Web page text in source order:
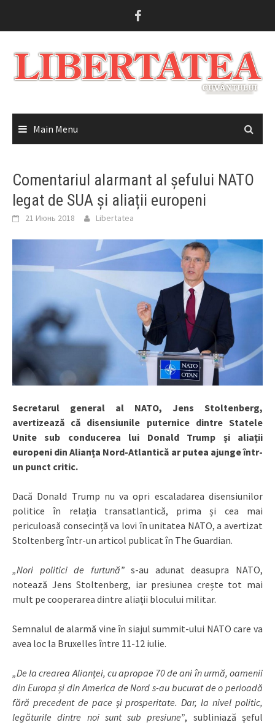
Main Menu
Comentariul alarmant al șefului NATO
legat de SUA și aliații europeni
21 Июнь 2018 Libertatea
Secretarul general al NATO, Jens Stoltenberg,
avertizează că disensiunile puternice dintre Statele
Unite sub conducerea lui Donald Trump și aliații
europeni din Alianța Nord-Atlantică ar putea ajunge într-
un punct critic.
Dacă Donald Trump nu va opri escaladarea disensiunilor
politice în relația transatlantică, prima și cea mai
periculoasă consecință va lovi în unitatea NATO, a avertizat
Stoltenberg într-un articol publicat în The Guardian.
„Nori politici de furtună”s-au adunat deasupra NATO,
notează Jens Stoltenberg, iar presiunea crește tot mai
mult pe cooperarea dintre aliații blocului militar.
Semnalul de alarmă vine în siajul summit-ului NATO care va
avea loc la Bruxelles între 11-12 iulie.
„De la crearea Alianței, cu apropae 70 de ani în urmă, oamenii
din Europa și din America de Nord s-au bucurat de o perioadă
fără precedent de pace și prosperitate. Dar, la nivel politic,
legăturile dintre noi sunt sub presiune”, subliniază șeful